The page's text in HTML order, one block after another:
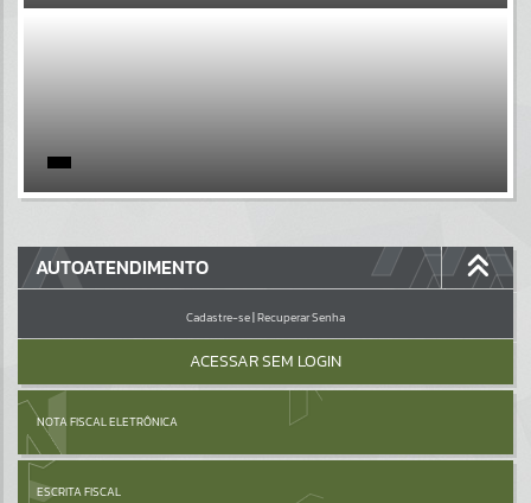
Por favor, aguarde...
GALERIAS
Por favor, aguarde...
AUTOATENDIMENTO
Cadastre-se|Recuperar Senha
ACESSAR SEM LOGIN
NOTA FISCAL ELETRÔNICA
ESCRITA FISCAL